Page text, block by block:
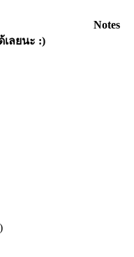
ลยนะ :)
Notes